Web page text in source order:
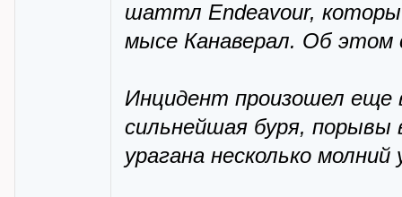
шаттл Endeavour,
мысе Канаверал. Об этом
Инцидент произошел еще
сильнейшая буря, порывы
урагана несколько